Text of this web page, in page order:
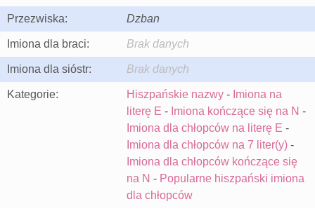
Przezwiska: Dzban
Imiona dla braci: Brak danych
Imiona dla sióstr: Brak danych
Kategorie: Hiszpańskie nazwy - Imiona na
literę E - Imiona kończące się na N -
Imiona dla chłopców na literę E -
Imiona dla chłopców na 7 liter(y) -
Imiona dla chłopców kończące się
na N - Popularne hiszpański imiona
dla chłopców